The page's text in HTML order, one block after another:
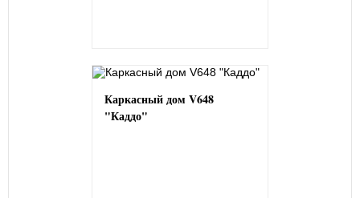
Каркасный дом V648
"Каддо"